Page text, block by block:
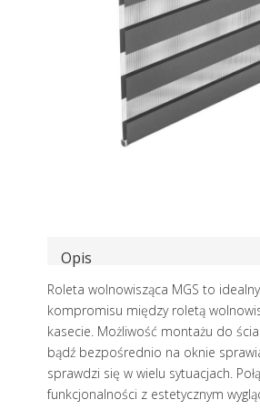
Opis
Roleta wolnowisząca MGS to
kompromisu między roletą
kasecie. Możliwość montażu do
bądź bezpośrednio na oknie
sprawdzi się w wielu sytuacjach.
funkcjonalności z estetycznym